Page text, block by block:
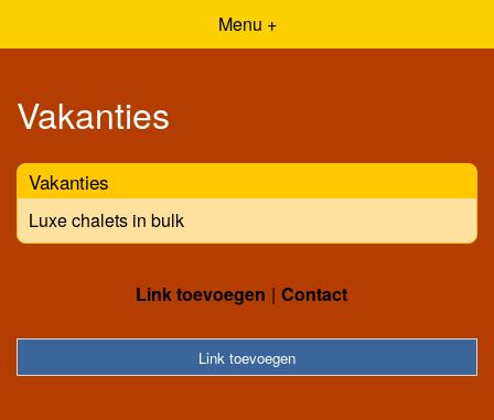
Menu +
Vakanties
Vakanties
Luxe chalets in bulk
Link toevoegen Contact
Link toevoegen